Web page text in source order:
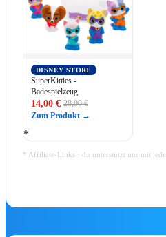
🎟️
2026
DISNEY STORE
SuperKitties -
Badespielzeug
14,00 € 28,00 €
Zum Produkt →
* Affiliate-Links · du unterstützt uns mit